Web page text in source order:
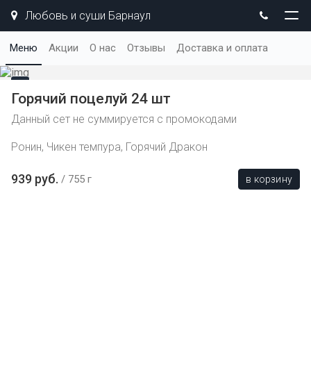
Любовь и суши Барнаул
Меню Акции О нас Отзывы Доставка и оплата
Горячий поцелуй 24 шт
Данный сет не суммируется с промокодами
Ронин, Чикен темпура, Горячий Дракон
939 руб. 755 г в корзину